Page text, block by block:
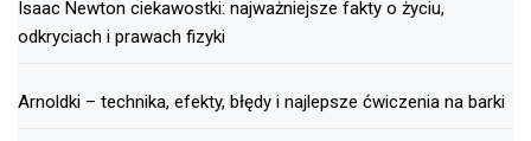
Isaac Newton ciekawostki: najważniejsze fakty o życiu,
odkryciach i prawach fizyki
Arnoldki – technika, efekty, błędy i najlepsze ćwiczenia na barki